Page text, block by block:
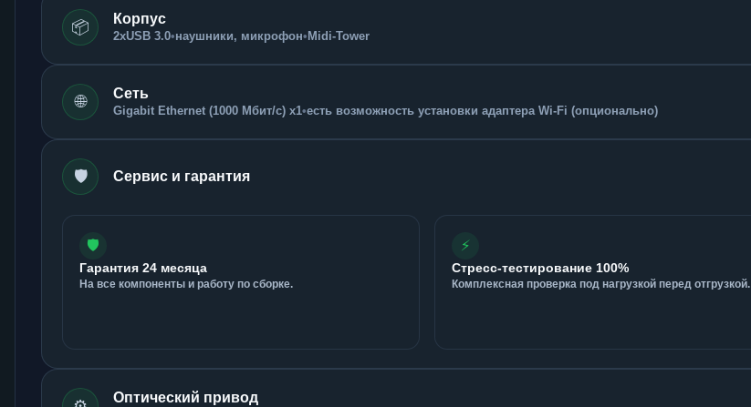
📦 Корпус
2xUSB 3.0•наушники, микрофон• Midi-Tower
🌐 Сеть
Gigabit Ethernet (1000 Мбит/с) x1•есть возможность установки адаптера Wi-Fi (опционально)
🛡️ Сервис и гарантия
🛡️
Гарантия 24 месяца
На все компоненты и работу по сборке.
⚡
Стресс-тестирование 100%
Комплексная проверка под нагрузкой перед отгрузкой.
Оптический привод